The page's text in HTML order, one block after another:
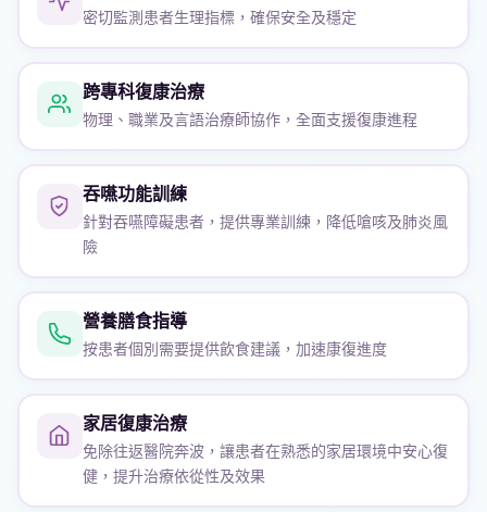
密切監測患者生理指標，確保安全及穩定
跨專科復康治療
物理、職業及言語治療師協作，全面支援復康進程
吞嚥功能訓練
針對吞嚥障礙患者，提供專業訓練，降低嗆咳及肺炎風
險
營養膳食指導
按患者個別需要提供飲食建議，加速康復進度
家居復康治療
免除往返醫院奔波，讓患者在熟悉的家居環境中安心復
健，提升治療依從性及效果